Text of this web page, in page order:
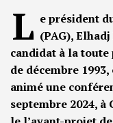
L e président
(PAG),
candidat à la
de décembre
animé une
septembre 2024, à